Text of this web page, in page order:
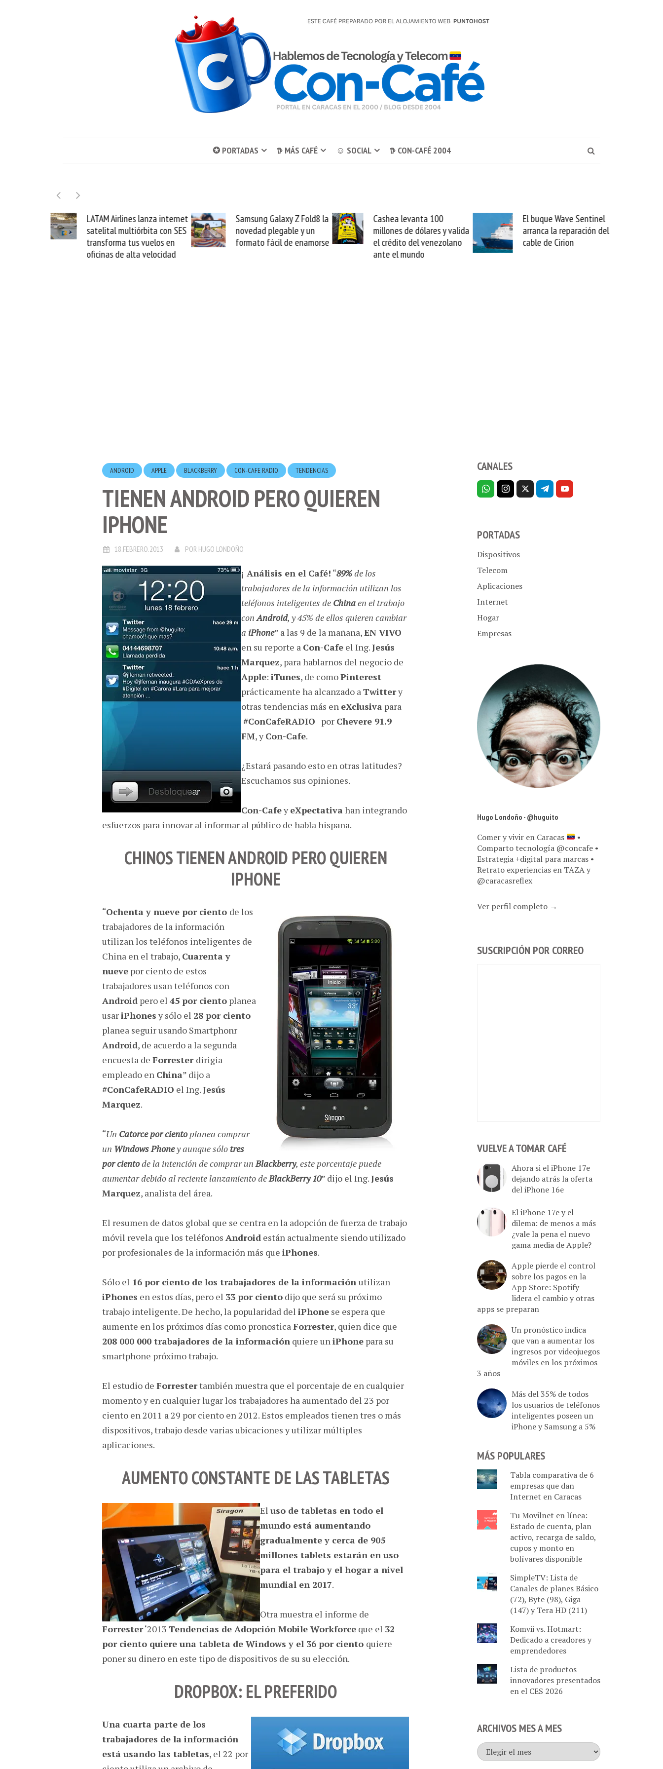
✪ PORTADAS 𖠚 MÁS CAFÉ ☺ SOCIAL 𖠚 CON-CAFÉ 2004
LATAM Airlines lanza internet
satelital multiórbita con SES
transforma tus vuelos en
oficinas de alta velocidad
Samsung Galaxy Z Fold8 la
novedad plegable y un
formato fácil de enamorse
Cashea levanta 100
millones de dólares y valida
el crédito del venezolano
El buque Wave Sentinel
arranca la reparación del
cable de Cirion
Uber se lleva PedidosYa y
sabemos todo lo que
mejorar
ANDROID APPLE BLACKBERRY CON-CAFE RADIO TENDENCIAS
TIENEN ANDROID PERO QUIEREN
IPHONE
18.FEBRERO.2013 POR HUGO LONDOÑO
¡ Análisis en el Café! “89%de los
trabajadores de la información utilizan los
teléfonos inteligentes de Chinaen el trabajo
conAndroid, y 45% de ellos quieren cambiar
a iPhone” a las 9 de la mañana,EN VIVO
en su reporte a Con-Cafe el Ing.Jesús
Marquez, para hablarnos del negocio de
Apple: iTunes, de comoPinterest
prácticamente ha alcanzado aTwittery
otras tendencias más en eXclusiva para
#ConCafeRADIO por Chevere 91.9
FM, yCon-Cafe.
¿Estará pasando esto en otras latitudes?
Escuchamos sus opiniones.
Con-CafeyeXpectativa han integrando
esfuerzos para innovar al informar al público de habla hispana.
CHINOS TIENEN ANDROID PERO QUIEREN
IPHONE
“Ochenta y nueve por ciento de los
trabajadores de la información
utilizan los teléfonos inteligentes de
China en el trabajo, Cuarenta y
nueve por ciento de estos
trabajadores usan teléfonos con
Android pero el 45 por ciento planea
usariPhones y sólo el 28 por ciento
planea seguir usando Smartphonr
Android, de acuerdo a la segunda
encuesta de Forrester dirigia
empleado en China” dijo a
#ConCafeRADIO el Ing.Jesús
Marquez.
“Un Catorce por cientoplanea comprar
un Windows Phoney aunque sólo tres
por cientode la intención de comprar unBlackberry, este porcentaje puede
aumentar debido al reciente lanzamiento deBlackBerry 10” dijo el Ing.Jesús
Marquez, analista del área.
El resumen de datos global que se centra en la adopción de fuerza de trabajo
móvil revela que los teléfonos Android están actualmente siendo utilizado
por profesionales de la información más que iPhones.
Sólo el 16 por ciento de los trabajadores de la información utilizan
iPhones en estos días, pero el 33 por ciento dijo que será su próximo
trabajo inteligente. De hecho, la popularidad del iPhone se espera que
aumente en los próximos días como pronosticaForrester, quien dice que
208 000 000 trabajadores de la información quiere uniPhone para su
smartphone próximo trabajo.
El estudio de Forrestertambién muestra que el porcentaje de en cualquier
momento y en cualquier lugar los trabajadores ha aumentado del 23 por
ciento en 2011 a 29 por ciento en 2012. Estos empleados tienen tres o más
dispositivos, trabajo desde varias ubicaciones y utilizar múltiples
aplicaciones.
AUMENTO CONSTANTE DE LAS TABLETAS
El uso de tabletas en todo el
mundo está aumentando
gradualmente y cerca de 905
millones tablets estarán en uso
para el trabajo y el hogar a nivel
mundial en 2017.
Otra muestra el informe de
Forrester‘2013 Tendencias de Adopción Mobile Workforce que el 32
por ciento quiere una tableta de Windows y el 36 por ciento quiere
poner su dinero en este tipo de dispositivos de su su elección.
DROPBOX: EL PREFERIDO
Una cuarta parte de los
trabajadores de la información
está usando las tabletas, el 22 por
CANALES
PORTADAS
Dispositivos
Telecom
Aplicaciones
Internet
Hogar
Empresas
Hugo Londoño - @huguito
Comer y vivir en Caracas
•
Comparto tecnología @concafe •
Estrategia +digital para marcas •
Retrato experiencias en TAZA y
@caracasreflex
Ver perfil completo →
SUSCRIPCIÓN POR CORREO
VUELVE A TOMAR CAFÉ
Ahora si el iPhone 17e
dejando atrás la oferta
del iPhone 16e
El iPhone 17e y el
dilema: de menos a más
¿vale la pena el nuevo
gama media de Apple?
Apple pierde el control
sobre los pagos en la
App Store: Spotify
lidera el cambio y otras
apps se preparan
Un pronóstico indica
que van a aumentar los
ingresos por videojuegos
móviles en los próximos
3 años
Más del 35% de todos
los usuarios de teléfonos
inteligentes poseen un
iPhone y Samsung a 5%
MÁS POPULARES
Tabla comparativa de 6
empresas que dan
Internet en Caracas
Tu Movilnet en línea:
Estado de cuenta, plan
activo, recarga de saldo,
cupos y monto en
bolívares disponible
SimpleTV: Lista de
Canales de planes Básico
(72), Byte (98), Giga
(147) y Tera HD (211)
Komvii vs. Hotmart:
Dedicado a creadores y
emprendedores
Lista de productos
innovadores presentados
en el CES 2026
ARCHIVOS MES A MES
Archivos
mes